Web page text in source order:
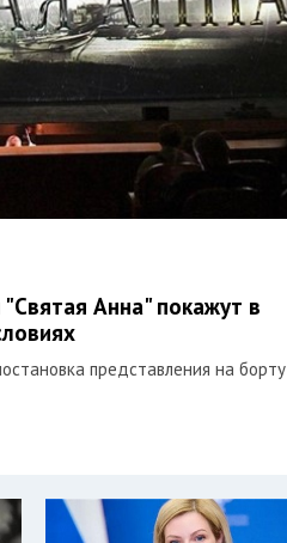
Анна" покажут в
представления на борту